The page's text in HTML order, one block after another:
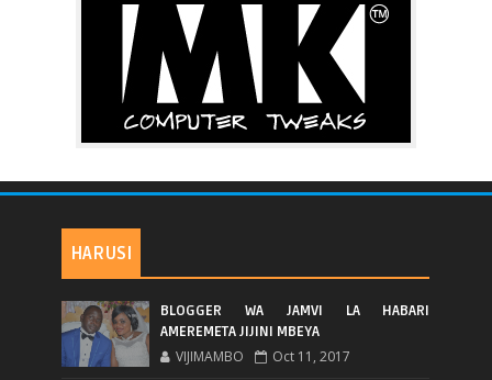
HARUSI
BLOGGER WA JAMVI LA HABARI
AMEREMETA JIJINI MBEYA
VIJIMAMBO Oct 11, 2017